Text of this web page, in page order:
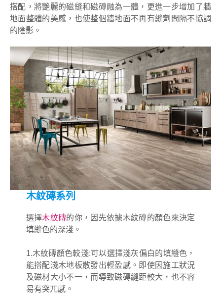
搭配，將艷麗的磁縫和磁磚融為一體，更進一步增加了牆
地面整體的美感，也使整個牆地面不再有縫劑間隔不協調
的陰影。
木紋磚系列
選擇木紋磚的你，因先依據木紋磚的顏色來決定
填縫色的深淺。
1.木紋磚顏色較淺:可以選擇淺灰偏白的填縫色，
能搭配淺木地板散發出輕盈感。即使因施工狀況
及磁材大小不一，而導致磁磚縫距較大，也不容
易有突兀感。